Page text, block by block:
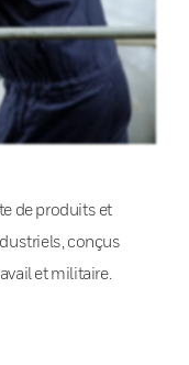
de produits et
conçus
et militaire.